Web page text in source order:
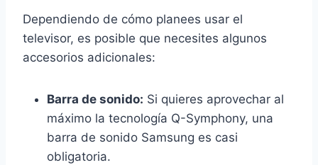
Dependiendo de cómo planees usar el
televisor, es posible que necesites algunos
accesorios adicionales:
Barra de sonido: Si quieres aprovechar al
máximo la tecnología Q-Symphony, una
barra de sonido Samsung es casi
obligatoria.